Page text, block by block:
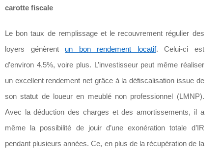
carotte fiscale
Le bon taux de remplissage et le recouvrement régulier des
loyers génèrent un bon rendement locatif. Celui-ci est
d’environ 4.5%, voire plus. L’investisseur peut même réaliser
un excellent rendement net grâce à la défiscalisation issue de
son statut de loueur en meublé non professionnel (LMNP).
Avec la déduction des charges et des amortissements, il a
même la possibilité de jouir d’une exonération totale d’IR
pendant plusieurs années. Ce, en plus de la récupération de la